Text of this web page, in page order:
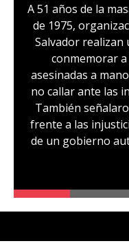
A 51 años de la
de 1975,
Salvador realizan
conmemorar
asesinadas a
no callar ante las
También
frente a las
de un gobierno